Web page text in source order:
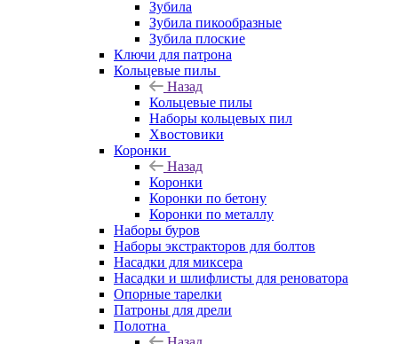
Зубила
Зубила пикообразные
Зубила плоские
Ключи для патрона
Кольцевые пилы
Назад
Кольцевые пилы
Наборы кольцевых пил
Хвостовики
Коронки
Назад
Коронки
Коронки по бетону
Коронки по металлу
Наборы буров
Наборы экстракторов для болтов
Насадки для миксера
Насадки и шлифлисты для реноватора
Опорные тарелки
Патроны для дрели
Полотна